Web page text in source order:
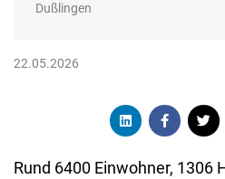
Dußlingen
22.05.2026
Rund 6400 Einwohner, 1306